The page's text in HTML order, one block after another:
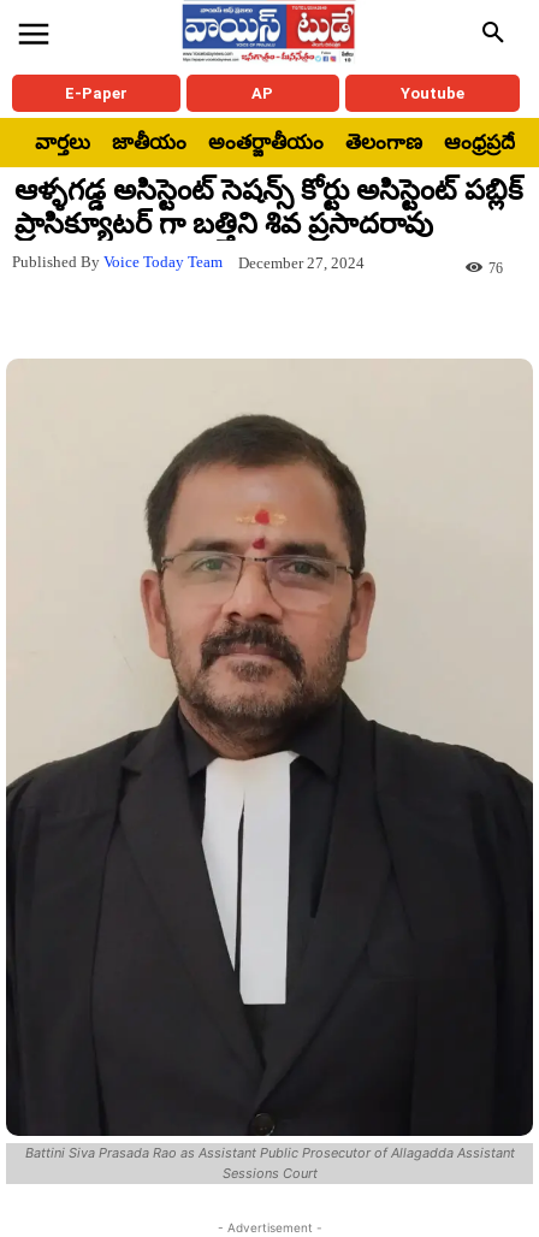
E-Paper AP Youtube
వార్తలు జాతీయం అంతర్జాతీయం తెలంగాణ ఆంధ్రప్రదేశ్
ఆళ్ళగడ్డ అసిస్టెంట్ సెషన్స్ కోర్టు అసిస్టెంట్ పబ్లిక్
ప్రాసిక్యూటర్ గా బత్తిని శివ ప్రసాదరావు
Published By Voice Today Team December 27, 2024 76
Battini Siva Prasada Rao as Assistant Public Prosecutor of Allagadda Assistant
Sessions Court
- Advertisement -